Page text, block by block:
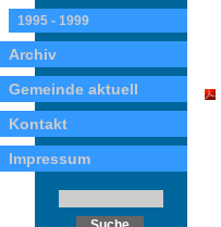
1995 - 1999
Archiv
Gemeinde aktuell
Kontakt
Impressum